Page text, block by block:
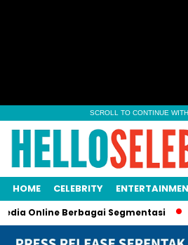
SCROLL TO CONTINUE
HOME CELEBRITY
Berbagai Segmentasi